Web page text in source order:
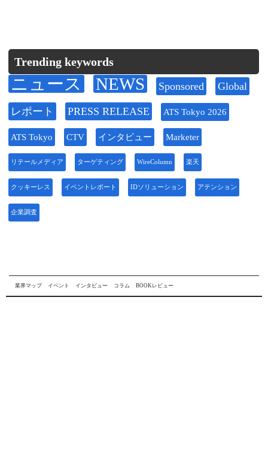
Trending keywords
ニュース NEWS Sponsored Global
レポート PRESS RELEASE ATS Tokyo 2026
ATS Tokyo CTV インタビュー Marketer
リテールメディア ターゲティング WireColumn 楽天
クッキーレス イベントレポート IDソリューション アテンション
企業調査
業界マップ イベント インタビュー コラム BOOKレビュー